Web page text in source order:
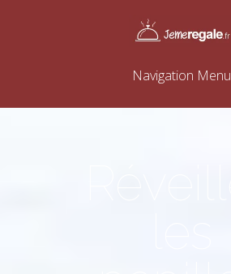
Navigation Menu